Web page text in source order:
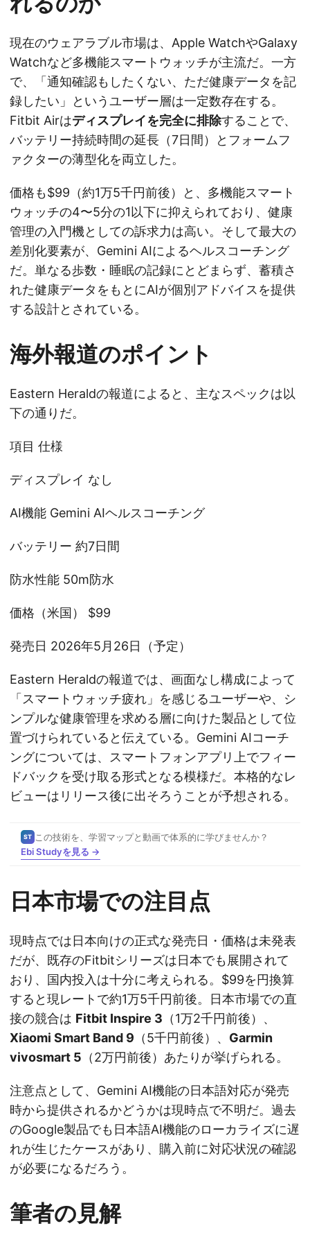
現在のウェアラブル市場は、Apple WatchやGalaxy
Watchなど多機能スマートウォッチが主流だ。一方
で、「通知確認もしたくない、ただ健康データを記
録したい」というユーザー層は一定数存在する。
Fitbit Airはディスプレイを完全に排除することで、
バッテリー持続時間の延長（7日間）とフォームフ
ァクターの薄型化を両立した。
価格も$99（約1万5千円前後）と、多機能スマート
ウォッチの4〜5分の1以下に抑えられており、健康
管理の入門機としての訴求力は高い。そして最大の
差別化要素が、Gemini AIによるヘルスコーチング
だ。単なる歩数・睡眠の記録にとどまらず、蓄積さ
れた健康データをもとにAIが個別アドバイスを提供
する設計とされている。
海外報道のポイント
Eastern Heraldの報道によると、主なスペックは以
下の通りだ。
項目 仕様
ディスプレイ なし
AI機能 Gemini AIヘルスコーチング
バッテリー 約7日間
防水性能 50m防水
価格（米国） $99
発売日 2026年5月26日（予定）
Eastern Heraldの報道では、画面なし構成によって
「スマートウォッチ疲れ」を感じるユーザーや、シ
ンプルな健康管理を求める層に向けた製品として位
置づけられていると伝えている。Gemini AIコーチ
ングについては、スマートフォンアプリ上でフィー
ドバックを受け取る形式となる模様だ。本格的なレ
ビューはリリース後に出そろうことが予想される。
ST
この技術を、学習マップと動画で体系的に学びませんか？
Ebi Studyを見る →
日本市場での注目点
現時点では日本向けの正式な発売日・価格は未発表
だが、既存のFitbitシリーズは日本でも展開されて
おり、国内投入は十分に考えられる。$99を円換算
すると現レートで約1万5千円前後。日本市場での直
接の競合は Fitbit Inspire 3 （1万2千円前後）、
Xiaomi Smart Band 9 （5千円前後）、 Garmin
vivosmart 5 （2万円前後）あたりが挙げられる。
注意点として、Gemini AI機能の日本語対応が発売
時から提供されるかどうかは現時点で不明だ。過去
のGoogle製品でも日本語AI機能のローカライズに遅
れが生じたケースがあり、購入前に対応状況の確認
が必要になるだろう。
筆者の見解